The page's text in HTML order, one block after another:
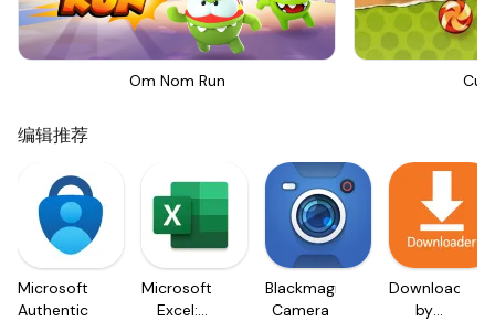
Om Nom Run Cut
编辑推荐
Microsoft
Authenticator
Microsoft
Excel:
Blackmagic
Camera
Downloader
by